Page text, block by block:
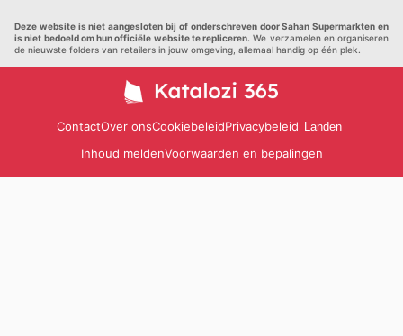
Deze website is niet aangesloten bij of onderschreven door Sahan Supermarkten en
is niet bedoeld om hun officiële website te repliceren. We verzamelen en organiseren
de nieuwste folders van retailers in jouw omgeving, allemaal handig op één plek.
ContactOver onsCookiebeleidPrivacybeleid Landen
Inhoud meldenVoorwaarden en bepalingen